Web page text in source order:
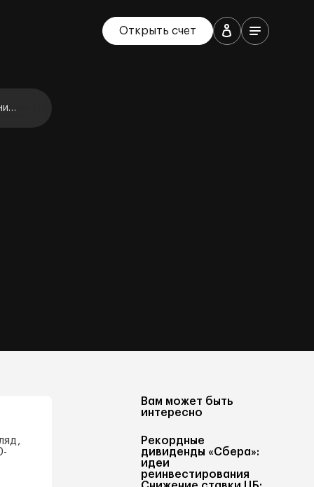
Открыть счет
Вам может быть
интересно
Рекордные
дивиденды «Сбера»:
идеи
реинвестирования